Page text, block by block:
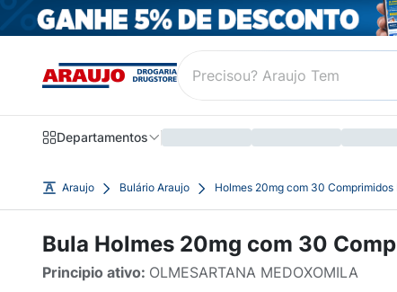
Departamentos
Araujo Bulário Araujo Holmes 20mg com 30 Comprimidos
Bula Holmes 20mg com 30
Principio ativo: OLMESARTANA MEDOXOMILA